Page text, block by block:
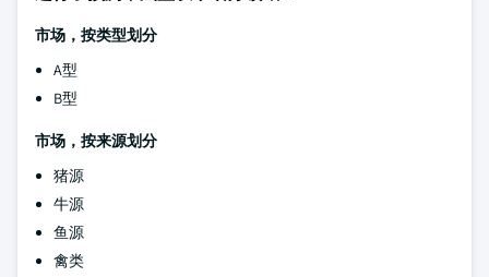
市场，按类型划分
A型
B型
市场，按来源划分
猪源
牛源
鱼源
禽类